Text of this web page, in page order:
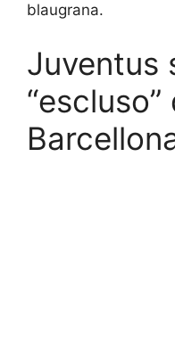
blaugrana.
Juventus
“escluso”